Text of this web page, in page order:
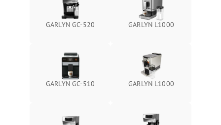
GARLYN GC-520 GARLYN L1000
GARLYN GC-510 GARLYN L1000